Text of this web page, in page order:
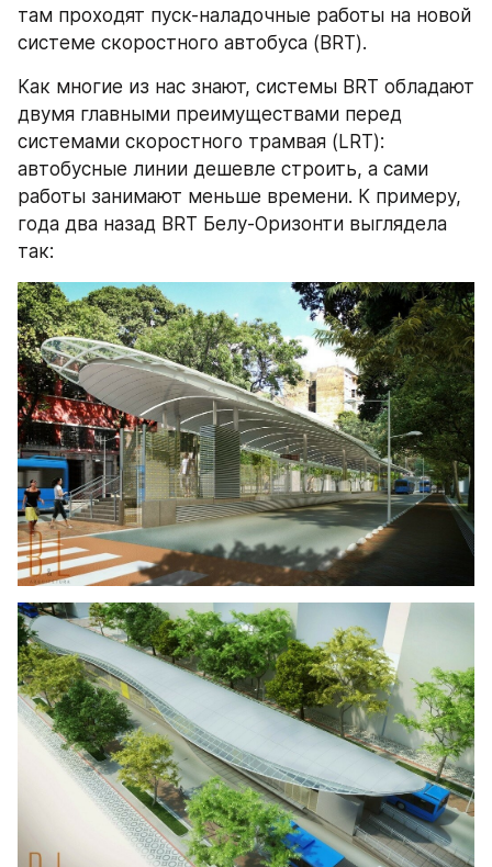
там проходят пуск-наладочные работы на новой
системе скоростного автобуса (BRT).
Как многие из нас знают, системы BRT обладают
двумя главными преимуществами перед
системами скоростного трамвая (LRT):
автобусные линии дешевле строить, а сами
работы занимают меньше времени. К примеру,
года два назад BRT Белу-Оризонти выглядела
так: